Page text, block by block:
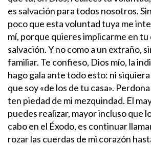
es salvación para todos nosotros.
poco que esta voluntad tuya me
mí, porque quieres implicarme en tu
salvación. Y no como a un extraño,
familiar. Te confieso, Dios mío, la
hago gala ante todo esto: ni
que soy «de los de tu casa».
ten piedad de mi mezquindad. El
puedes realizar, mayor incluso que
cabo en el Éxodo, es continuar
rozar las cuerdas de mi corazón